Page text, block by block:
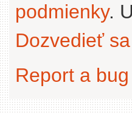
podmienky.
Dozvedieť
Report a